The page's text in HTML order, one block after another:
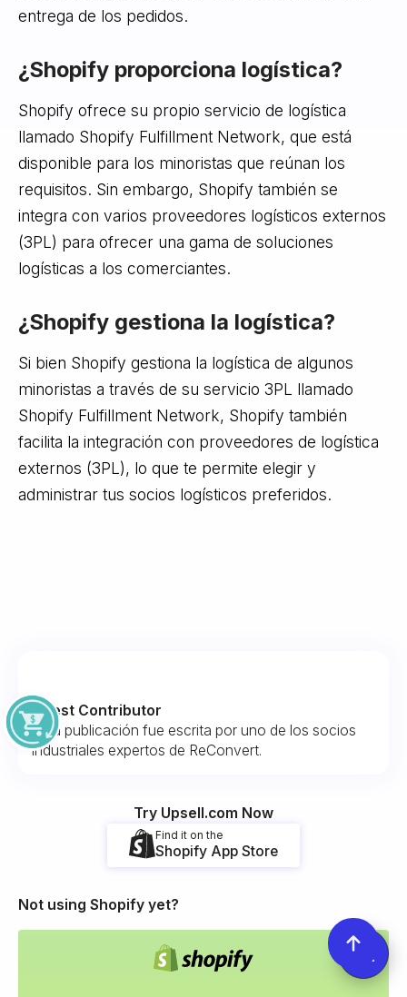
entrega de los pedidos.
¿Shopify proporciona logística?
Shopify ofrece su propio servicio de logística
llamado Shopify Fulfillment Network, que está
disponible para los minoristas que reúnan los
requisitos. Sin embargo, Shopify también se
integra con varios proveedores logísticos externos
(3PL) para ofrecer una gama de soluciones
logísticas a los comerciantes.
¿Shopify gestiona la logística?
Si bien Shopify gestiona la logística de algunos
minoristas a través de su servicio 3PL llamado
Shopify Fulfillment Network, Shopify también
facilita la integración con proveedores de logística
externos (3PL), lo que te permite elegir y
administrar tus socios logísticos preferidos.
Guest Contributor
Esta publicación fue escrita por uno de los socios
industriales expertos de ReConvert.
Try Upsell.com Now
Find it on the
Shopify App Store
Not using Shopify yet?